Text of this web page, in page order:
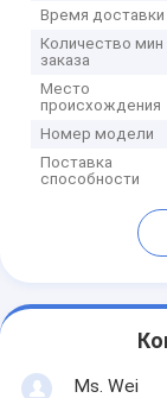
Время доставки
Количество мин
заказа
Место
происхождения
Номер модели
Поставка
способности
Ms. Wei